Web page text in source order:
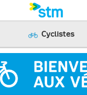
Cyclistes